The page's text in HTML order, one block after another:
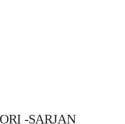
-SARJAN